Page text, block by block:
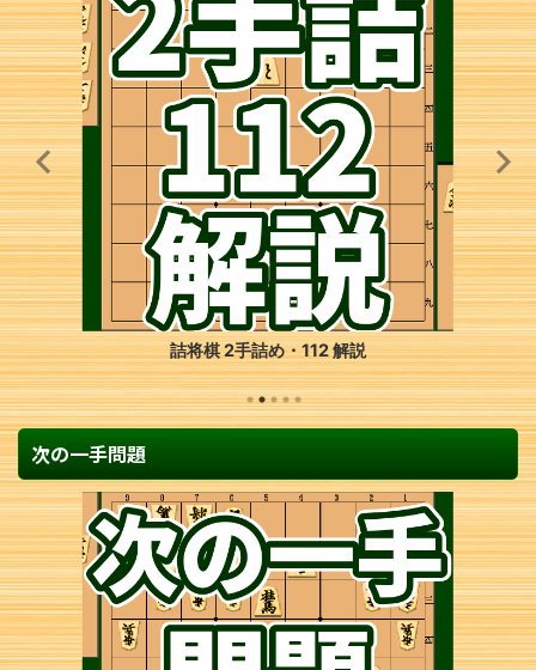
詰将棋 6手詰め・118 解説
次の一手問題